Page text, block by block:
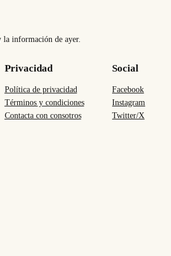
información de ayer.
Privacidad
Política de privacidad
Términos y condiciones
Contacta con consotros
Social
Facebook
Instagram
Twitter/X